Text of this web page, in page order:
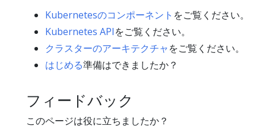
Kubernetesのコンポーネント をご覧ください。
Kubernetes APIをご覧ください。
クラスターのアーキテクチャをご覧ください。
はじめる準備はできましたか？
フィードバック
このページは役に立ちましたか？